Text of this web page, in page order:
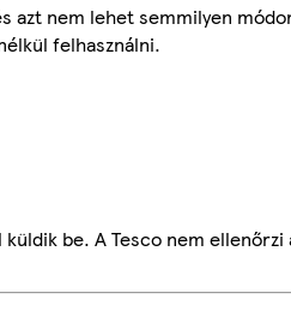
nem lehet semmilyen
felhasználni.
be. A Tesco nem